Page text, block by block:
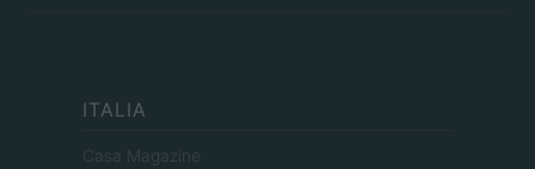
ITALIA
Casa Magazine